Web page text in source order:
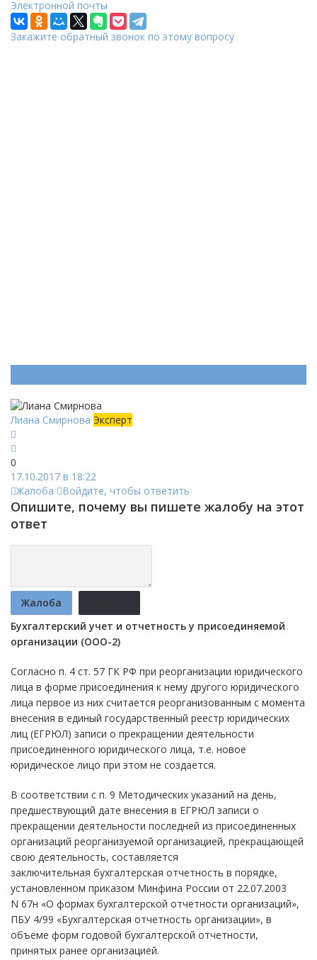
Электронной почты
Закажите обратный звонок по этому вопросу
Лиана Смирнова Эксперт
0
17.10.2017 в 18:22
Жалоба
Войдите, чтобы ответить
Опишите, почему вы пишете жалобу на этот
ответ
Жалоба
Бухгалтерский учет и отчетность у присоединяемой
организации (ООО-2)
Согласно п. 4 ст. 57 ГК РФ при реорганизации юридического
лица в форме присоединения к нему другого юридического
лица первое из них считается реорганизованным с момента
внесения в единый государственный реестр юридических
лиц (ЕГРЮЛ) записи о прекращении деятельности
присоединенного юридического лица, т.е. новое
юридическое лицо при этом не создается.
В соответствии с п. 9 Методических указаний на день,
предшествующий дате внесения в ЕГРЮЛ записи о
прекращении деятельности последней из присоединенных
организаций реорганизуемой организацией, прекращающей
свою деятельность, составляется
заключительная бухгалтерская отчетность в порядке,
установленном приказом Минфина России от 22.07.2003
N 67н «О формах бухгалтерской отчетности организаций»,
ПБУ 4/99 «Бухгалтерская отчетность организации», в
объеме форм годовой бухгалтерской отчетности,
принятых ранее организацией.